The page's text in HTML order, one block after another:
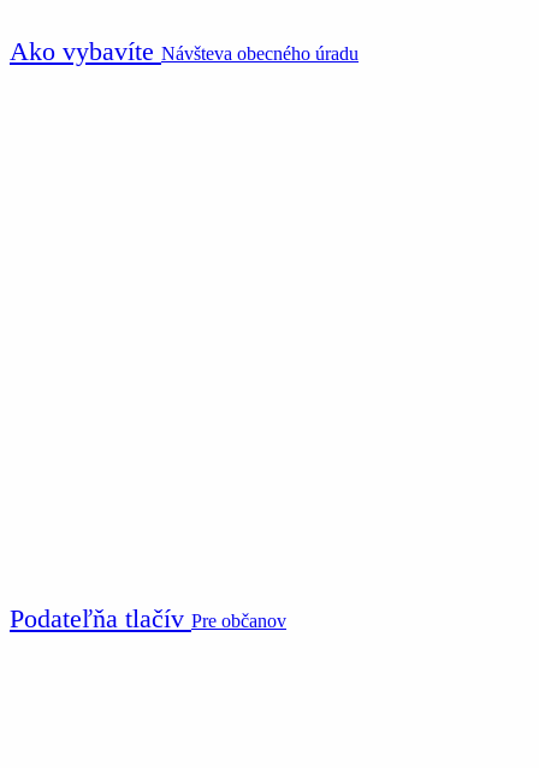
Ako vybavíte Návšteva obecného úradu
Podateľňa tlačív Pre občanov